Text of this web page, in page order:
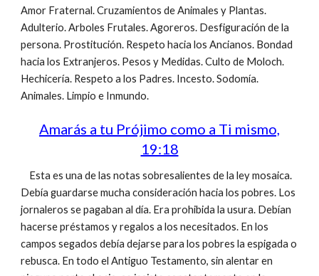
Amor Fraternal. Cruzamientos de Animales y Plantas.
Adulterio. Arboles Frutales. Agoreros. Desfiguración de la
persona. Prostitución. Respeto hacia los Ancianos. Bondad
hacia los Extranjeros. Pesos y Medidas. Culto de Moloch.
Hechicería. Respeto a los Padres. Incesto. Sodomía.
Animales. Limpio e Inmundo.
Amarás a tu Prójimo como a Ti mismo,
19:18
Esta es una de las notas sobresalientes de la ley mosaica.
Debía guardarse mucha consideración hacia los pobres. Los
jornaleros se pagaban al día. Era prohibida la usura. Debían
hacerse préstamos y regalos a los necesitados. En los
campos segados debía dejarse para los pobres la espigada o
rebusca. En todo el Antiguo Testamento, sin alentar en